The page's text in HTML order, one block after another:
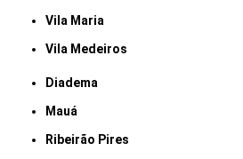
Vila Maria
Vila Medeiros
Diadema
Mauá
Ribeirão Pires